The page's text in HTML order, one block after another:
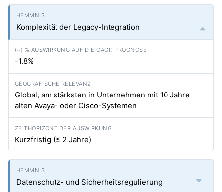
Komplexität der Legacy-Integration
-1.8%
Global, am stärksten in Unternehmen mit 10 Jahre
alten Avaya- oder Cisco-Systemen
Kurzfristig (≤ 2 Jahre)
Datenschutz- und Sicherheitsregulierung